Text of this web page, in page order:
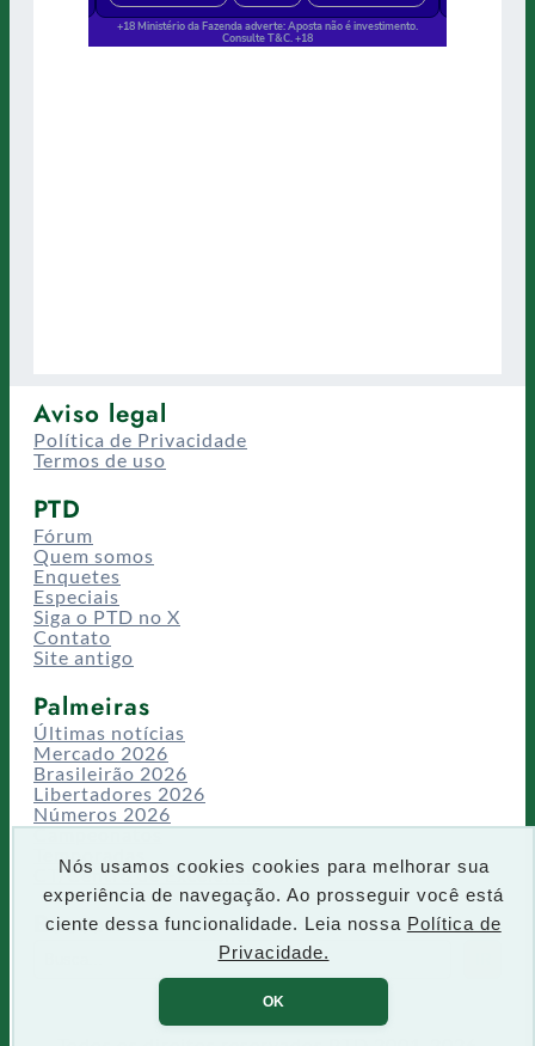
Nós usamos cookies cookies para melhorar sua
experiência de navegação. Ao prosseguir você está
ciente dessa funcionalidade. Leia nossa Política de
Privacidade.
OK
Aviso legal
Política de Privacidade
Termos de uso
PTD
Fórum
Quem somos
Enquetes
Especiais
Siga o PTD no X
Contato
Site antigo
Palmeiras
Últimas notícias
Mercado 2026
Brasileirão 2026
Libertadores 2026
Números 2026
Campeonatos
Temporadas
CT/Centro de Excelência
Busca
P
e
q
u